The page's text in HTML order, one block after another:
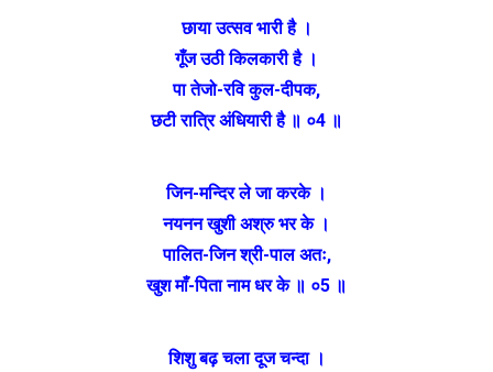
छाया उत्सव भारी है ।
गूँज उठी किलकारी है ।
पा तेजो-रवि कुल-दीपक,
छटी रात्रि अंधियारी है ॥ ०4 ॥
जिन-मन्दिर ले जा करके ।
नयनन खुशी अश्रु भर के ।
पालित-जिन श्री-पाल अतः,
खुश माँ-पिता नाम धर के ॥ ०5 ॥
शिशु बढ़ चला दूज चन्दा ।